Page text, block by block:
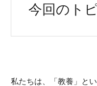
今回のト
私たちは、「教養」と